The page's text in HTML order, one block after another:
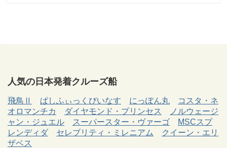
人気の日本発着クルーズ船
飛鳥Ⅱ ぱしふぃっくびいなす にっぽん丸
コスタ・ネ
オロマンチカ
ダイヤモンド・プリンセス
ノルウェージ
ャン・ジュエル
スーパースター・ヴァーゴ
MSCスプ
レンディダ
セレブリティ・ミレニアム
クイーン・エリ
ザベス